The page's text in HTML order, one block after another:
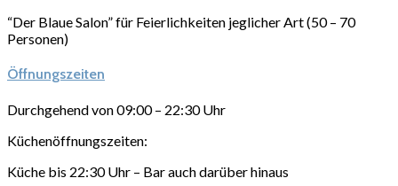
“Der Blaue Salon” für Feierlichkeiten jeglicher Art (50 – 70
Personen)
Öffnungszeiten
Durchgehend von 09:00 – 22:30 Uhr
Küchenöffnungszeiten:
Küche bis 22:30 Uhr – Bar auch darüber hinaus